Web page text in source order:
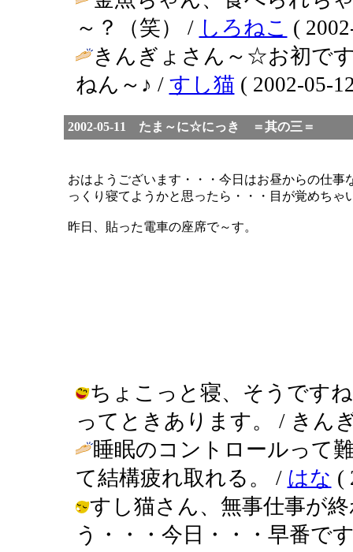
～？（笑） / しろねこ (
きんぎょさん～☆お初で
ねん～♪ / すし猫 ( 2002-05-
2002-05-11 たま～に☆にっき ＝其の三＝
おはようございます・・・今日はお昼からの仕事
っくり寝てようかと思ったら・・・目が覚めちゃ
昨日、貼った電車の座席で～す。
ちょこっと寝、そうです
ってときあります。 / きん
睡眠のコントロールって
て結構疲れ取れる。 / はな (
すし猫さん、無事仕事が
う・・・今日・・・早番で